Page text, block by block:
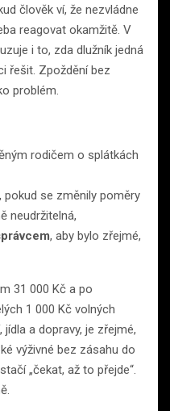
člověk ví, že nezvládne
reagovat okamžitě. V
i to, zda dlužník jedná
řešit. Zpoždění bez
problém.
rodičem o splátkách
, pokud se změnily poměry
neudržitelná,
, aby bylo zřejmé,
31 000 Kč a po
1 000 Kč volných
a dopravy, je zřejmé,
výživné bez zásahu do
„čekat, až to přejde“.